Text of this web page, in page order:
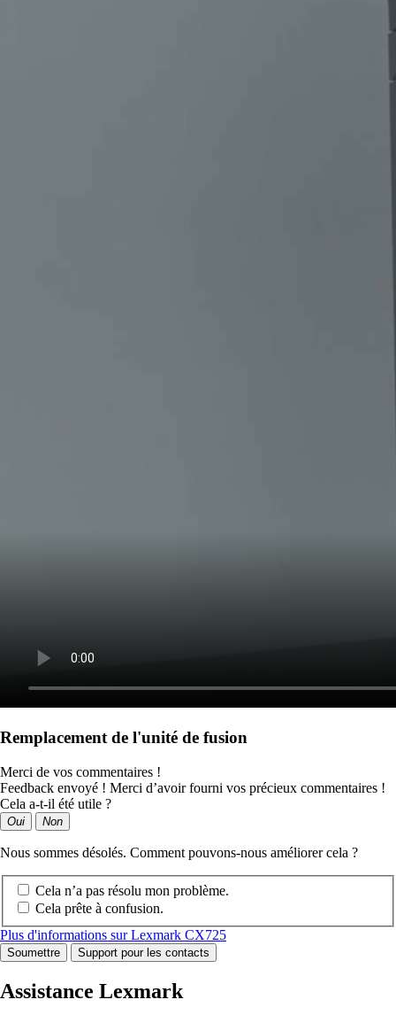
Remplacement de l'unité de fusion
Merci de vos commentaires !
Feedback envoyé ! Merci d’avoir fourni vos précieux commentaires !
Cela a-t-il été utile ?
Oui Non
Nous sommes désolés. Comment pouvons-nous améliorer cela ?
Cela n’a pas résolu mon problème.
Cela prête à confusion.
Plus d'informations sur Lexmark CX725
Soumettre Support pour les contacts
Assistance Lexmark